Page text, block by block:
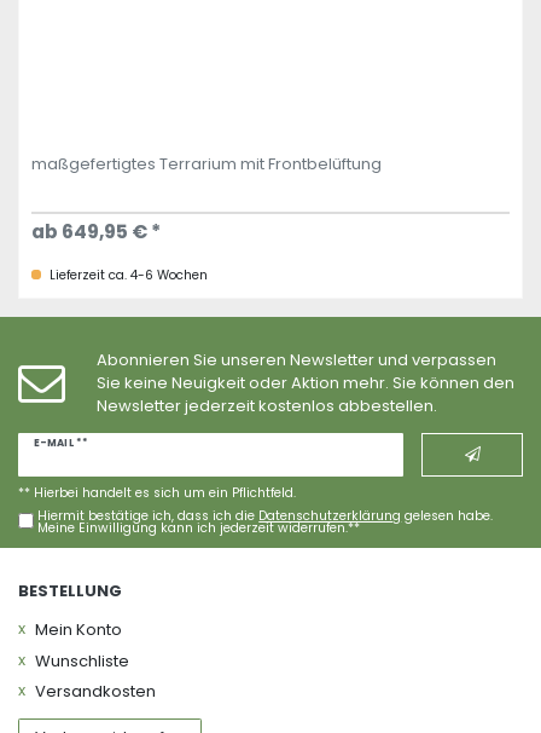
maßgefertigtes Terrarium mit Frontbelüftung
ab 649,95 € *
Lieferzeit ca. 4-6 Wochen
Abonnieren Sie unseren Newsletter und verpassen
Sie keine Neuigkeit oder Aktion mehr. Sie können den
Newsletter jederzeit kostenlos abbestellen.
E-MAIL **
Newsletter
Hiermit bestätige ich, dass ich die Daten­schutz­erklärung gelesen habe.
Meine Einwilligung kann ich jederzeit widerrufen.**
** Hierbei handelt es sich um ein Pflichtfeld.
BESTELLUNG
Mein Konto
Wunschliste
Versandkosten